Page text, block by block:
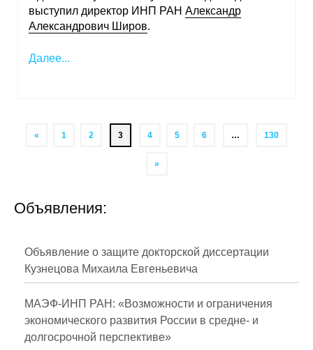
выступил директор ИНП РАН Александр
Александрович Широв.
Далее...
« 1 2 3 4 5 6 … 130
»
Объявления:
Объявление о защите докторской диссертации
Кузнецова Михаила Евгеньевича
МАЭФ-ИНП РАН: «Возможности и ограничения
экономического развития России в средне- и
долгосрочной перспективе»